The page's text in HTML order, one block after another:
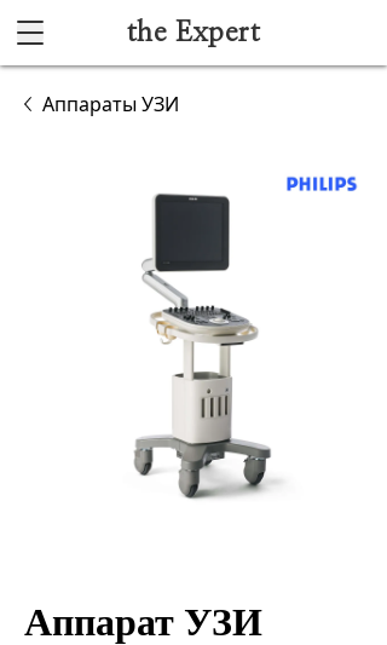
the Expert
Анестезиология и реанимация
Лучевая диагностика
Офтальмологическое оборудование
Хирургическое оборудование
Аппараты УЗИ
Аппарат УЗИ